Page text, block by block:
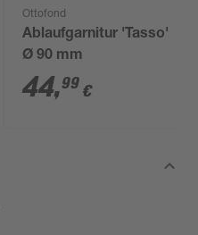
Ottofond
Ablaufgarnitur 'Tasso'
Ø 90 mm
44,99 €